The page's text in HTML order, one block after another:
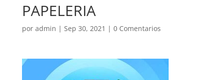
PAPELERIA
por admin | Sep 30, 2021 | 0 Comentarios